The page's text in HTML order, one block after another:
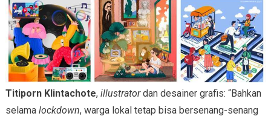
Titiporn Klintachote, illustratordan desainer grafis: “Bahkan
selama lockdown, warga lokal tetap bisa bersenang-senang